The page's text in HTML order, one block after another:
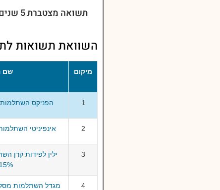
תשואה מצטברת 5 שנים:
השוואת תשואות
מיקום שם
1 הפניקס השתלמות אג"ח
2 אינפיניטי השתלמות
3
ילין לפידות קרן
15% מניות
4 מגדל השתלמות מסלול